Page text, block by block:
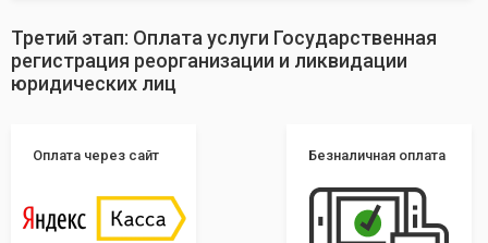
Третий этап: Оплата услуги Государственная
регистрация реорганизации и ликвидации
юридических лиц
Оплата через сайт Безналичная оплата